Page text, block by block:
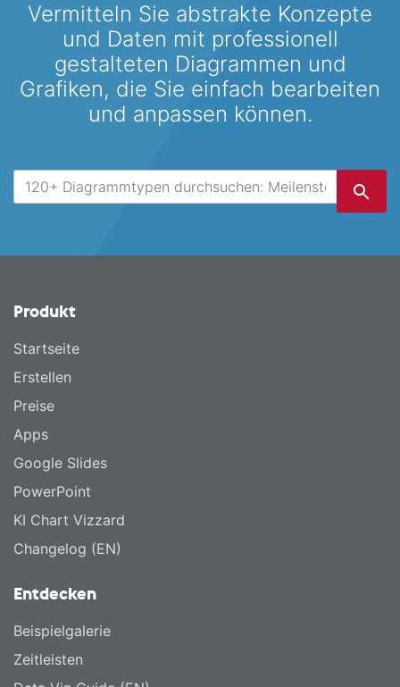
Vermitteln Sie abstrakte Konzepte
und Daten mit professionell
gestalteten Diagrammen und
Grafiken, die Sie einfach bearbeiten
und anpassen können.
Produkt
Startseite
Erstellen
Preise
Apps
Google Slides
PowerPoint
KI Chart Vizzard
Changelog (EN)
Entdecken
Beispielgalerie
Zeitleisten